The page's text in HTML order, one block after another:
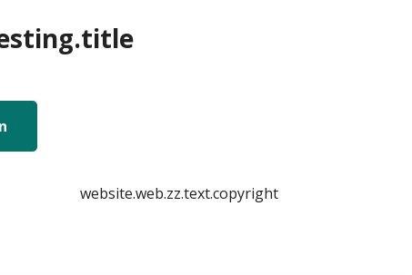
website.web.zz.text.copyright